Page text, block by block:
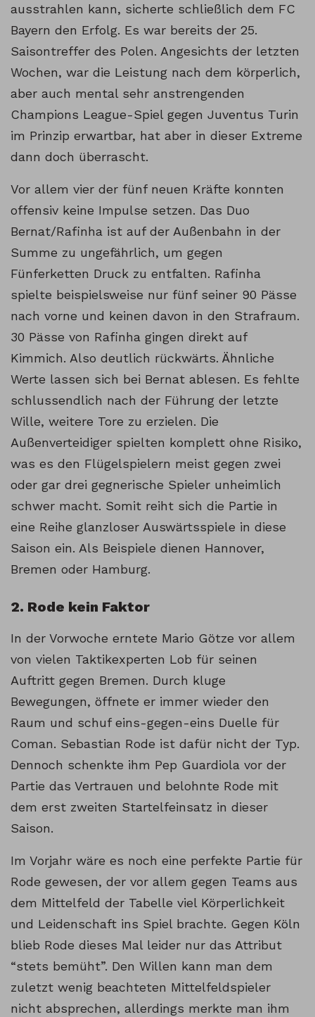
ausstrahlen kann, sicherte schließlich dem FC
Bayern den Erfolg. Es war bereits der 25.
Saisontreffer des Polen. Angesichts der letzten
Wochen, war die Leistung nach dem körperlich,
aber auch mental sehr anstrengenden
Champions League-Spiel gegen Juventus Turin
im Prinzip erwartbar, hat aber in dieser Extreme
dann doch überrascht.
Vor allem vier der fünf neuen Kräfte konnten
offensiv keine Impulse setzen. Das Duo
Bernat/Rafinha ist auf der Außenbahn in der
Summe zu ungefährlich, um gegen
Fünferketten Druck zu entfalten. Rafinha
spielte beispielsweise nur fünf seiner 90 Pässe
nach vorne und keinen davon in den Strafraum.
30 Pässe von Rafinha gingen direkt auf
Kimmich. Also deutlich rückwärts. Ähnliche
Werte lassen sich bei Bernat ablesen. Es fehlte
schlussendlich nach der Führung der letzte
Wille, weitere Tore zu erzielen. Die
Außenverteidiger spielten komplett ohne Risiko,
was es den Flügelspielern meist gegen zwei
oder gar drei gegnerische Spieler unheimlich
schwer macht. Somit reiht sich die Partie in
eine Reihe glanzloser Auswärtsspiele in diese
Saison ein. Als Beispiele dienen Hannover,
Bremen oder Hamburg.
2. Rode kein Faktor
In der Vorwoche erntete Mario Götze vor allem
von vielen Taktikexperten Lob für seinen
Auftritt gegen Bremen. Durch kluge
Bewegungen, öffnete er immer wieder den
Raum und schuf eins-gegen-eins Duelle für
Coman. Sebastian Rode ist dafür nicht der Typ.
Dennoch schenkte ihm Pep Guardiola vor der
Partie das Vertrauen und belohnte Rode mit
dem erst zweiten Startelfeinsatz in dieser
Saison.
Im Vorjahr wäre es noch eine perfekte Partie für
Rode gewesen, der vor allem gegen Teams aus
dem Mittelfeld der Tabelle viel Körperlichkeit
und Leidenschaft ins Spiel brachte. Gegen Köln
blieb Rode dieses Mal leider nur das Attribut
“stets bemüht”. Den Willen kann man dem
zuletzt wenig beachteten Mittelfeldspieler
nicht absprechen, allerdings merkte man ihm